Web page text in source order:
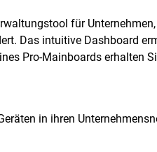
für
Das intuitive Dashboard
Pro-Mainboards erhalten
in ihren